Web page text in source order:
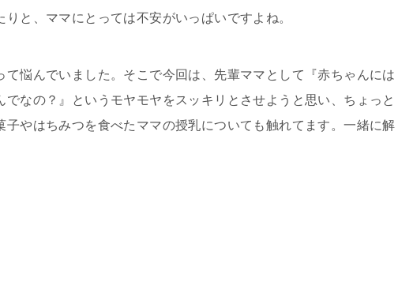
と、ママにとっては不安がいっぱいですよね。
悩んでいました。そこで今回は、先輩ママとして『赤ちゃんには
なの？』というモヤモヤをスッキリとさせようと思い、ちょっと
やはちみつを食べたママの授乳についても触れてます。一緒に解